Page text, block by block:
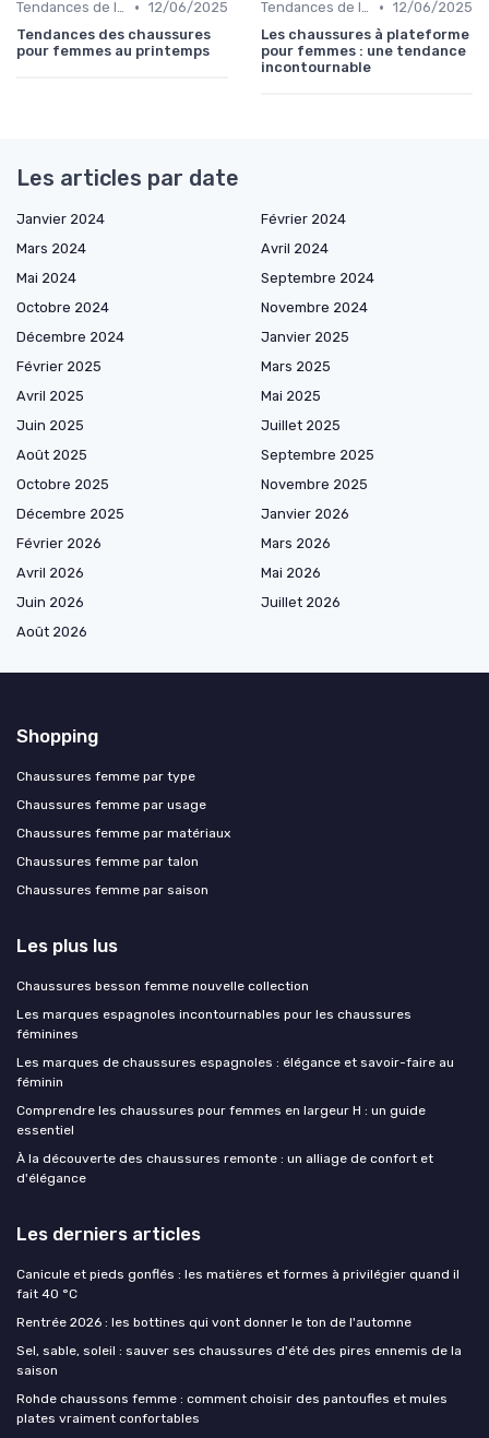
Tendances de la Mode • 12/06/2025
Tendances des chaussures
pour femmes au printemps
Tendances de la Mode • 12/06/2025
Les chaussures à plateforme
pour femmes : une tendance
incontournable
Les articles par date
Janvier 2024
Février 2024
Mars 2024
Avril 2024
Mai 2024
Septembre 2024
Octobre 2024
Novembre 2024
Décembre 2024
Janvier 2025
Février 2025
Mars 2025
Avril 2025
Mai 2025
Juin 2025
Juillet 2025
Août 2025
Septembre 2025
Octobre 2025
Novembre 2025
Décembre 2025
Janvier 2026
Février 2026
Mars 2026
Avril 2026
Mai 2026
Juin 2026
Juillet 2026
Août 2026
Shopping
Chaussures femme par type
Chaussures femme par usage
Chaussures femme par matériaux
Chaussures femme par talon
Chaussures femme par saison
Les plus lus
Chaussures besson femme nouvelle collection
Les marques espagnoles incontournables pour les chaussures
féminines
Les marques de chaussures espagnoles : élégance et savoir-faire au
féminin
Comprendre les chaussures pour femmes en largeur H : un guide
essentiel
À la découverte des chaussures remonte : un alliage de confort et
d'élégance
Les derniers articles
Canicule et pieds gonflés : les matières et formes à privilégier quand il
fait 40 °C
Rentrée 2026 : les bottines qui vont donner le ton de l'automne
Sel, sable, soleil : sauver ses chaussures d'été des pires ennemis de la
saison
Rohde chaussons femme : comment choisir des pantoufles et mules
plates vraiment confortables